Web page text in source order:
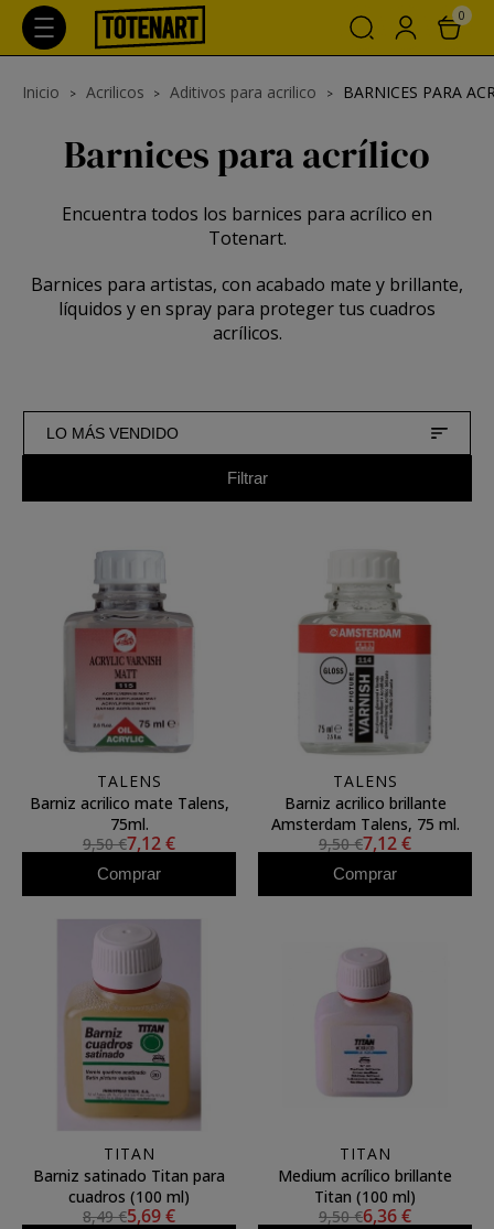
0
Inicio Acrilicos Aditivos para acrilico BARNICES PARA
Barnices para acrílico
Encuentra todos los barnices para acrílico en
Totenart.
Barnices para artistas, con acabado mate y brillante,
líquidos y en spray para proteger tus cuadros
acrílicos.
LO MÁS VENDIDO
Filtrar
TALENS
Barniz acrilico mate Talens,
75ml.
9,50 €7,12 €
Comprar
TALENS
Barniz acrilico brillante
Amsterdam Talens, 75 ml.
9,50 €7,12 €
Comprar
TITAN
Barniz satinado Titan para
cuadros (100 ml)
8,49 €5,69 €
TITAN
Medium acrílico brillante
Titan (100 ml)
9,50 €6,36 €